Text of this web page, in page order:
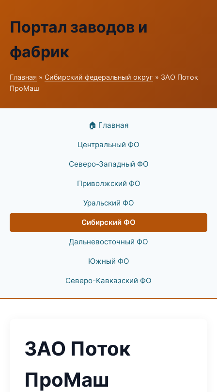
Портал заводов и
фабрик
Главная » Сибирский федеральный округ » ЗАО Поток
ПроМаш
🏠 Главная
Центральный ФО
Северо-Западный ФО
Приволжский ФО
Уральский ФО
Сибирский ФО
Дальневосточный ФО
Южный ФО
Северо-Кавказский ФО
ЗАО Поток
ПроМаш